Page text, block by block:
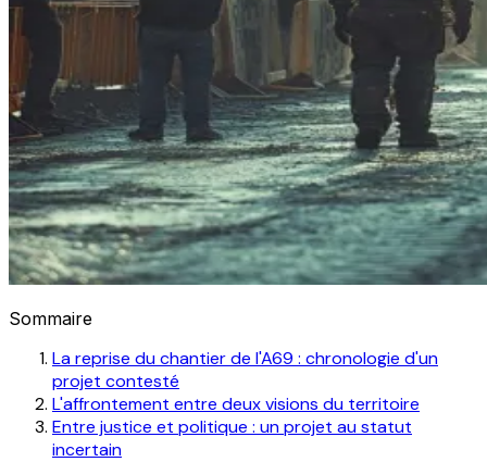
Sommaire
La reprise du chantier de l'A69 : chronologie d'un
projet contesté
L'affrontement entre deux visions du territoire
Entre justice et politique : un projet au statut
incertain